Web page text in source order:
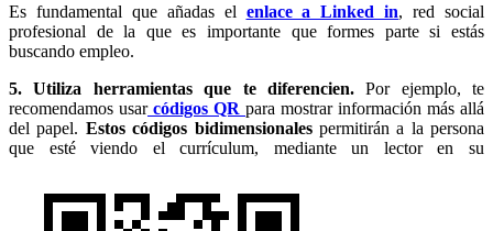
Es fundamental que añadas el enlace a Linked in, red social
profesional de la que es importante que formes parte si estás
buscando empleo.
5. Utiliza herramientas que te diferencien.Por ejemplo, te
recomendamos usarcódigos QR para mostrar información más allá
del papel. Estos códigos bidimensionalespermitirán a la persona
que esté viendo el currículum, mediante un lector en su